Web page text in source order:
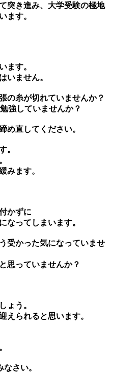
突き進み、大学受験の極地
ます。
ます。
いません。
の糸が切れていませんか？
強していませんか？
め直してください。
。
みます。
かずに
なってしまいます。
受かった気になっていませ
思っていませんか？
ょう。
えられると思います。
さい。